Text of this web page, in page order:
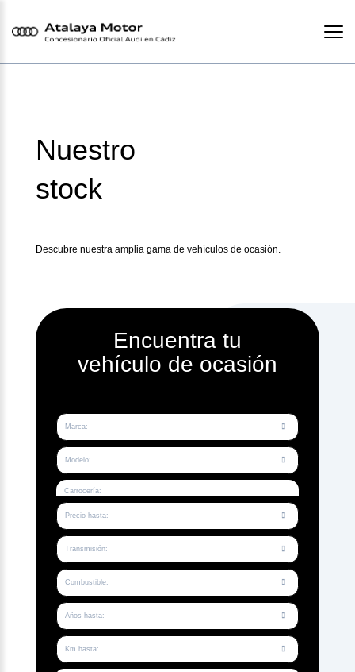
Nuestro
stock
Descubre nuestra amplia gama de vehículos de ocasión.
Encuentra tu
vehículo de ocasión
Marca
Modelo
Carrocería:
Precio hasta
Transmisión
Combustible
Años hasta
Km hasta